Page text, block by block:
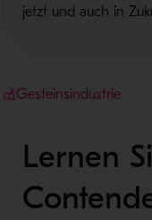
jetzt und auch in
Gesteinsindustrie
Lernen